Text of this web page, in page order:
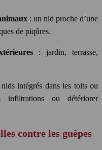
: un nid proche d’une
de piqûres.
: jardin, terrasse,
intégrés dans les toits ou
infiltrations ou détériorer
contre les guêpes